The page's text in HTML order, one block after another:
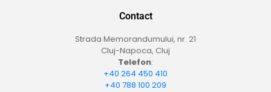
Contact
Strada Memorandumului, nr. 21
Cluj-Napoca, Cluj
Telefon:
+40 264 450 410
+40 788 100 209